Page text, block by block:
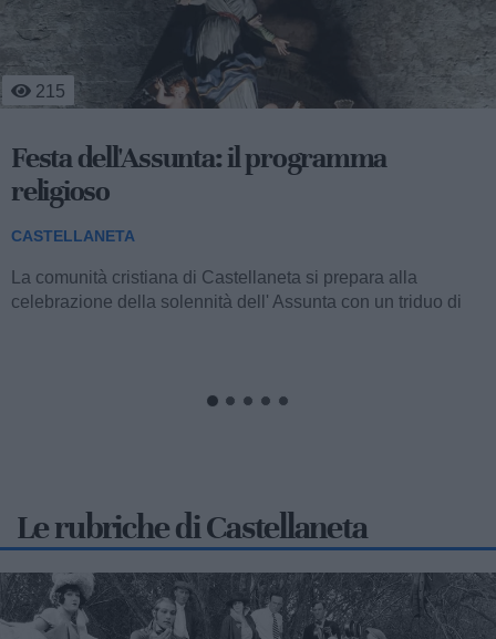
345
Centro storico in festa per san Domenico
tra celebrazioni religiose, sport e musica
popolare
CASTELLANETA
La comunità della parrocchia San Domenico di Castellaneta
Le rubriche di Castellaneta